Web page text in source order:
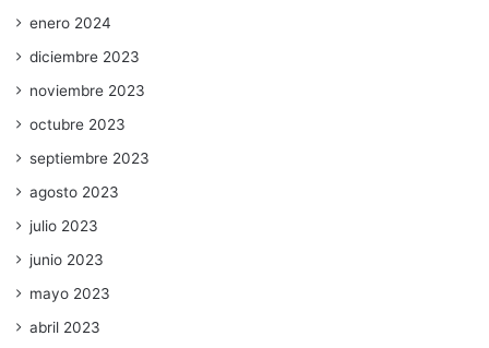
enero 2024
diciembre 2023
noviembre 2023
octubre 2023
septiembre 2023
agosto 2023
julio 2023
junio 2023
mayo 2023
abril 2023